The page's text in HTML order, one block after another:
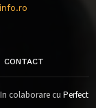
CONTACT
colaborare cu Perfect